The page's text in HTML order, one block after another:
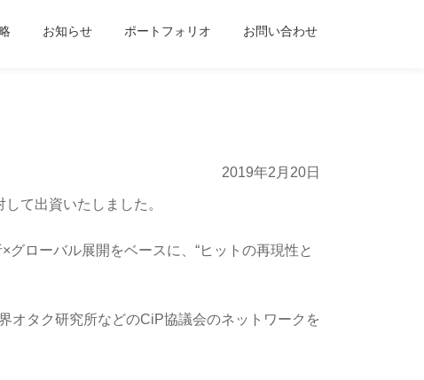
お知らせ ポートフォリオ お問い合わせ
2019年2月20日
て出資いたしました。
ローバル展開をベースに、“ヒットの再現性と
タク研究所などのCiP協議会のネットワークを